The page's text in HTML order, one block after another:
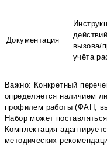
Документация
вызова/
учёта
Важно: Конкретный
определяется наличием
профилем работы (ФАП,
Набор может
Комплектация
методических